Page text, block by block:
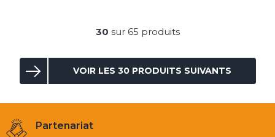
30 sur 65 produits
VOIR LES 30 PRODUITS SUIVANTS
Partenariat